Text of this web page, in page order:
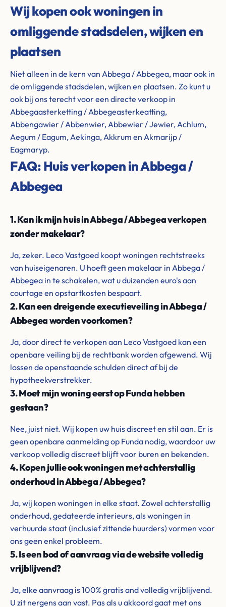
Wij kopen ook woningen in
omliggende stadsdelen, wijken en
plaatsen
Niet alleen in de kern van Abbega / Abbegea, maar ook in
de omliggende stadsdelen, wijken en plaatsen. Zo kunt u
ook bij ons terecht voor een directe verkoop in
Abbegaasterketting / Abbegeasterkeatting,
Abbengawier / Abbenwier, Abbewier / Jewier, Achlum,
Aegum / Eagum, Aekinga, Akkrum en Akmarijp /
Eagmaryp.
FAQ: Huis verkopen in Abbega /
Abbegea
1. Kan ik mijn huis in Abbega / Abbegea verkopen
zonder makelaar?
Ja, zeker. Leco Vastgoed koopt woningen rechtstreeks
van huiseigenaren. U hoeft geen makelaar in Abbega /
Abbegea in te schakelen, wat u duizenden euro's aan
courtage en opstartkosten bespaart.
2. Kan een dreigende executieveiling in Abbega /
Abbegea worden voorkomen?
Ja, door direct te verkopen aan Leco Vastgoed kan een
openbare veiling bij de rechtbank worden afgewend. Wij
lossen de openstaande schulden direct af bij de
hypotheekverstrekker.
3. Moet mijn woning eerst op Funda hebben
gestaan?
Nee, juist niet. Wij kopen uw huis discreet en stil aan. Er is
geen openbare aanmelding op Funda nodig, waardoor uw
verkoop volledig discreet blijft voor buren en bekenden.
4. Kopen jullie ook woningen met achterstallig
onderhoud in Abbega / Abbegea?
Ja, wij kopen woningen in elke staat. Zowel achterstallig
onderhoud, gedateerde interieurs, als woningen in
verhuurde staat (inclusief zittende huurders) vormen voor
ons geen enkel probleem.
5. Is een bod of aanvraag via de website volledig
vrijblijvend?
Ja, elke aanvraag is 100% gratis and volledig vrijblijvend.
U zit nergens aan vast. Pas als u akkoord gaat met ons